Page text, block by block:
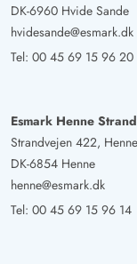
DK-6960 Hvide Sande
hvidesande@esmark.dk
Tel: 00 45 69 15 96 20
Esmark Henne Strand
Strandvejen 422,
DK-6854 Henne
henne@esmark.dk
Tel: 00 45 69 15 96 14